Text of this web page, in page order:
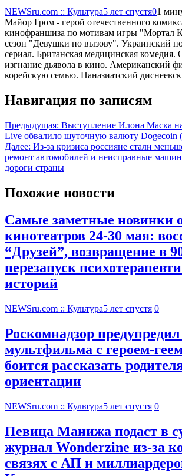
NEWSru.com :: Культура5 лет спустя01
Майор Гром - герой отечественного
кинофраншиза по мотивам игры "Мортал
сезон "Девушки по вызову". Украинский
сериал. Британская медицинская комедия.
изгнание дьявола в кино. Американский
корейскую семью. Паназиатский
Навигация по записям
Предыдущая: Выступление Илона Маска
Live обвалило шуточную валюту
Далее: Из-за кризиса россияне стали
ремонт автомобилей и неисправные
дороги страны
Похожие новости
Самые заметные новинки
кинотеатров 24-30 мая:
“Друзей”, возвращение в
перезапуск
историй
NEWSru.com :: Культура5 лет спустя 0
Роскомнадзор
мультфильма c героем-
боится рассказать
ориентации
NEWSru.com :: Культура5 лет спустя 0
Певица Манижа подаст в
журнал Wonderzine из-за
связях с АП и